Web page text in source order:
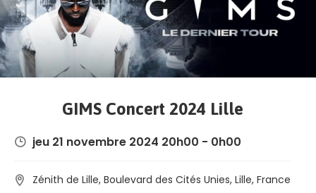
GIMS Concert 2024 Lille
jeu 21 novembre 2024 20h00 - 0h00
Zénith de Lille, Boulevard des Cités Unies, Lille, France